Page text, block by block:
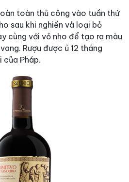
toàn thủ công vào tuần thứ
sau khi nghiền và loại bỏ
cùng với vỏ nho để tạo ra màu
Rượu được ủ 12 tháng
của Pháp.